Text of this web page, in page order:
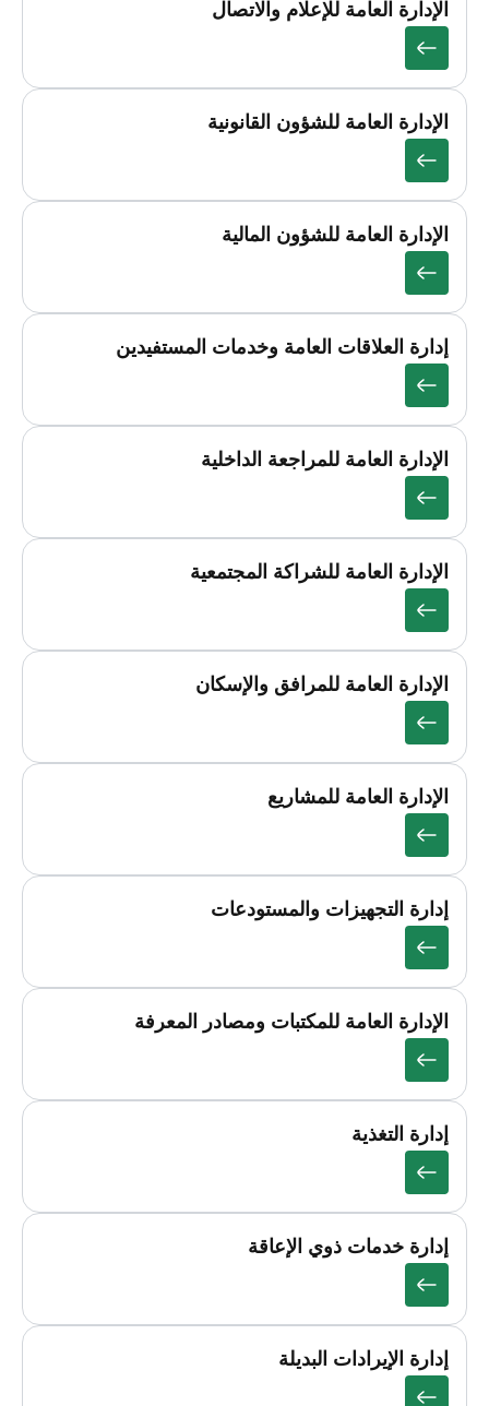
الإدارة العامة للإعلام والاتصال
الإدارة العامة للشؤون القانونية
الإدارة العامة للشؤون المالية
إدارة العلاقات العامة وخدمات المستفيدين
الإدارة العامة للمراجعة الداخلية
الإدارة العامة للشراكة المجتمعية
الإدارة العامة للمرافق والإسكان
الإدارة العامة للمشاريع
إدارة التجهيزات والمستودعات
الإدارة العامة للمكتبات ومصادر المعرفة
إدارة التغذية
إدارة خدمات ذوي الإعاقة
إدارة الإيرادات البديلة